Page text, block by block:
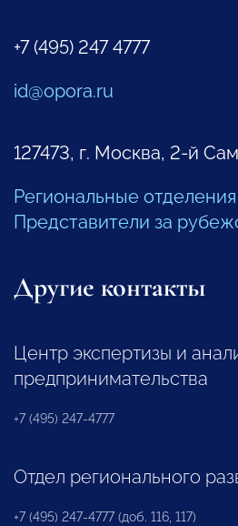
+7 (495) 247 4777
id@opora.ru
127473, г. Москва, 2-й
Региональные отделения
Представители за
Другие контакты
Центр экспертизы и
предпринимательства
+7 (495) 247-4777
Отдел регионального
+7 (495) 247-4777 (доб. 116, 117)